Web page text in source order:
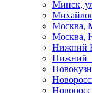
Минск,
Москва,
Москва,
Нижний
Нижний